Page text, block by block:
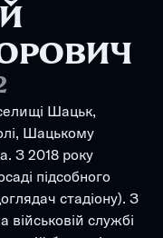
Шацьк,
Шацькому
З 2018 року
підсобного
стадіону). З
військовій службі